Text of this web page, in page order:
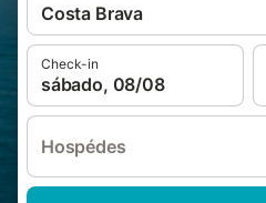
Costa Brava
Check-in
sábado, 08/08
Hospédes